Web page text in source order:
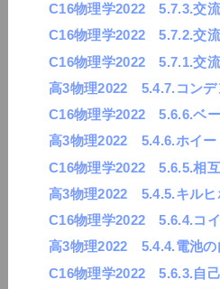
C16物理学2022 5.7.3.交
C16物理学2022 5.7.2.交
C16物理学2022 5.7.1.交
高3物理2022 5.4.7.コンデ
C16物理学2022 5.6.6.ベ
高3物理2022 5.4.6.ホイー
C16物理学2022 5.6.5.相
高3物理2022 5.4.5.キルヒ
C16物理学2022 5.6.4.コ
高3物理2022 5.4.4.電池の
C16物理学2022 5.6.3.自